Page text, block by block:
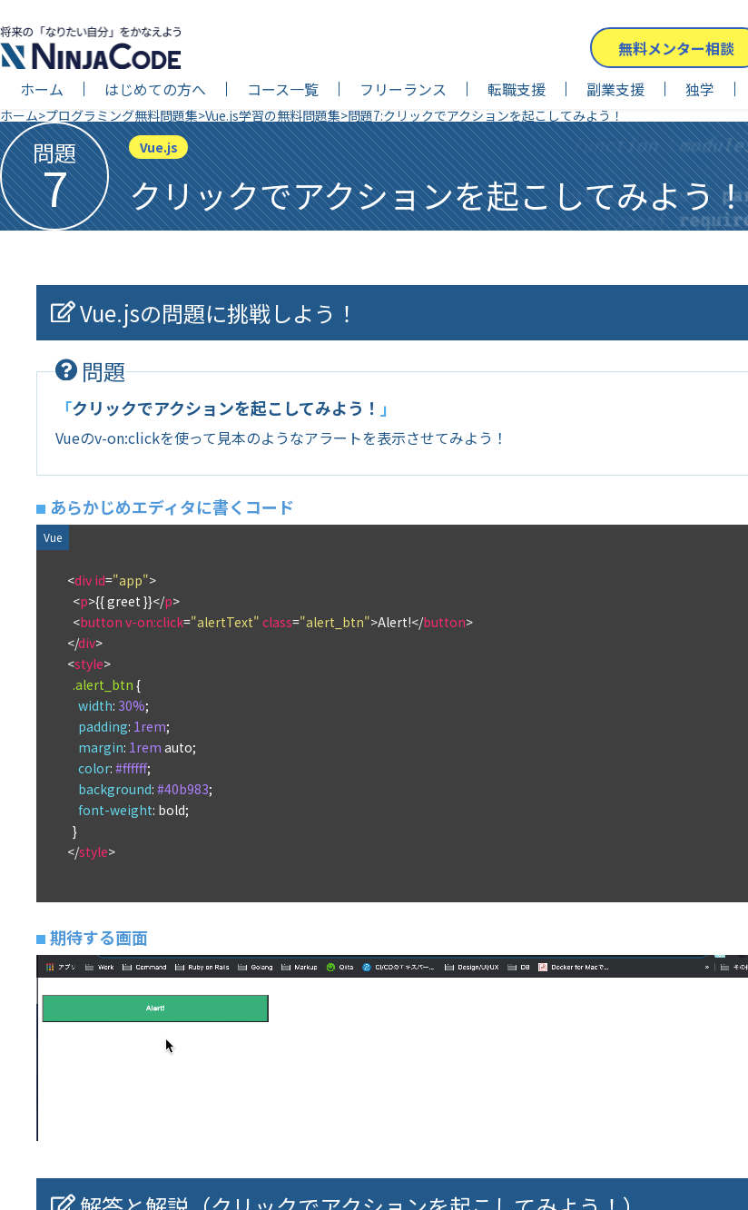
無料メンター相談
ホーム
はじめての方へ コース一覧 フリーランス 転職支援 副業支援 独学
ホーム プログラミング無料問題集 Vue.js学習の無料問題集 問題7:クリックでアクションを起こしてみよう！
問題
7
Vue.js
クリックでアクションを起こしてみよう！
Vue.jsの問題に挑戦しよう！
問題
「クリックでアクションを起こしてみよう！ 」
Vueのv-on:clickを使って見本のようなアラートを表示させてみよう！
あらかじめエディタに書くコード
<div id="app">
<p>{{ greet }}</p>
<button v-on:click="alertText" class="alert_btn">Alert!</button>
</div>
<style>
.alert_btn {
width: 30%;
padding: 1rem;
margin: 1rem auto;
color: #ffffff;
background: #40b983;
font-weight: bold;
</style>
期待する画面